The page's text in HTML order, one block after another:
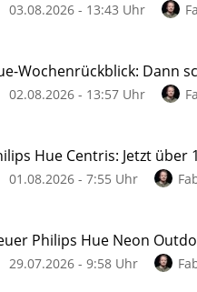
03.08.2026 - 13:43 Uhr
Wochenrückblick: Dann
02.08.2026 - 13:57 Uhr
Hue Centris: Jetzt über
01.08.2026 - 7:55 Uhr
Philips Hue Neon
29.07.2026 - 9:58 Uhr